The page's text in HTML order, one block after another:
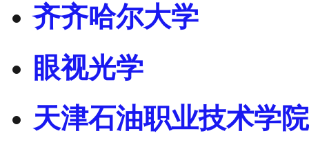
齐齐哈尔大学
眼视光学
天津石油职业技术学院